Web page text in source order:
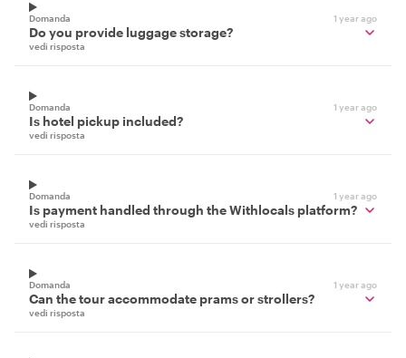
Domanda 1 year ago
Do you provide luggage storage?
vedi risposta
Domanda 1 year ago
Is hotel pickup included?
vedi risposta
Domanda 1 year ago
Is payment handled through the Withlocals platform?
vedi risposta
Domanda 1 year ago
Can the tour accommodate prams or strollers?
vedi risposta